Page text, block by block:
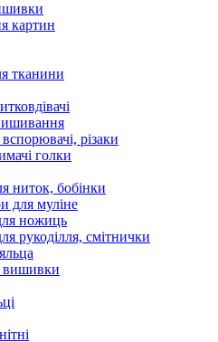
картин
тканини
різаки
голки
ниток, бобінки
для муліне
ножиць
рукоділля, смітнички
вишивки